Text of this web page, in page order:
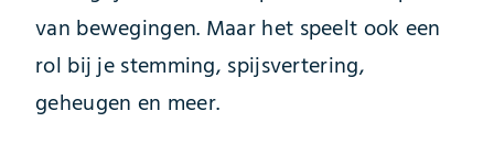
van bewegingen. Maar het speelt ook een
rol bij je stemming, spijsvertering,
geheugen en meer.